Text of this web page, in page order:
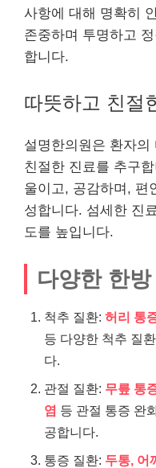
사항에 대해 명확히
존중하며 투명하고
합니다.
따뜻하고 친절
설명한의원은 환자
친절한 진료를 추구
울이고, 공감하며, 편
성합니다. 섬세한 진
도를 높입니다.
다양한 한
척추 질환: 허리 통
등 다양한 척추 질
다.
관절 질환: 무릎 통
염 등 관절 통증 완
공합니다.
통증 질환: 두통, 어